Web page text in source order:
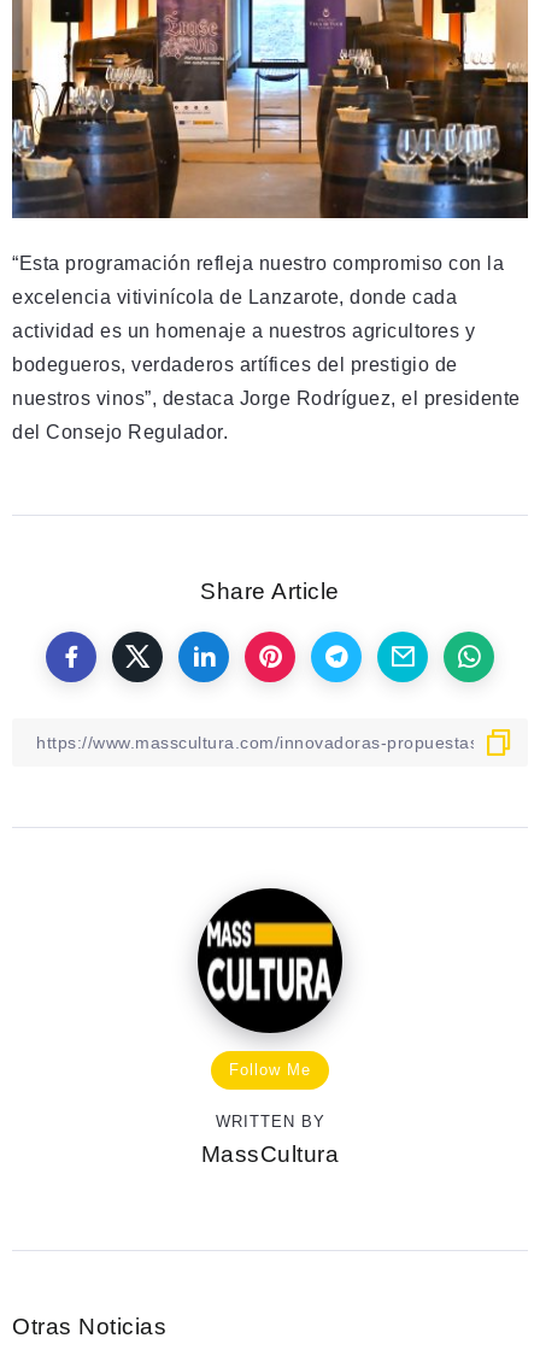
“Esta programación refleja nuestro compromiso con la
excelencia vitivinícola de Lanzarote, donde cada
actividad es un homenaje a nuestros agricultores y
bodegueros, verdaderos artífices del prestigio de
nuestros vinos”, destaca Jorge Rodríguez, el presidente
del Consejo Regulador.
Share Article
Follow Me
WRITTEN BY
MassCultura
Otras Noticias